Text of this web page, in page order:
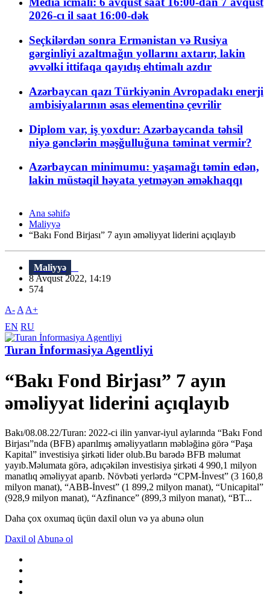
2026-cı il saat 16:00-dək
Seçkilərdən sonra Ermənistan və Rusiya
gərginliyi azaltmağın yollarını axtarır, lakin
əvvəlki ittifaqa qayıdış ehtimalı azdır
Azərbaycan qazı Türkiyənin Avropadakı enerji
ambisiyalarının əsas elementinə çevrilir
Diplom var, iş yoxdur: Azərbaycanda təhsil
niyə gənclərin məşğulluğuna təminat vermir?
Azərbaycan minimumu: yaşamağı təmin edən,
lakin müstəqil həyata yetməyən əməkhaqqı
Ana səhifə
Maliyyə
“Bakı Fond Birjası” 7 ayın əməliyyat liderini açıqlayıb
Maliyyə
8 Avqust 2022, 14:19
574
A- A A+
EN RU
Turan İnformasiya Agentliyi
“Bakı Fond Birjası” 7 ayın
əməliyyat liderini açıqlayıb
Bakı/08.08.22/Turan: 2022-ci ilin yanvar-iyul aylarında “Bakı Fond
Birjası”nda (BFB) aparılmış əməliyyatların məbləğinə görə “Paşa
Kapital” investisiya şirkəti lider olub.Bu barədə BFB məlumat
yayıb.Məlumata görə, adıçəkilən investisiya şirkəti 4 990,1 milyon
manatlıq əməliyyat aparıb. Növbəti yerlərdə “CPM-İnvest” (3 160,8
milyon manat), “ABB-İnvest” (1 899,2 milyon manat), “Unicapital”
(928,9 milyon manat), “Azfinance” (899,3 milyon manat), “BT...
Daha çox oxumaq üçün daxil olun və ya abunə olun
Daxil ol Abunə ol